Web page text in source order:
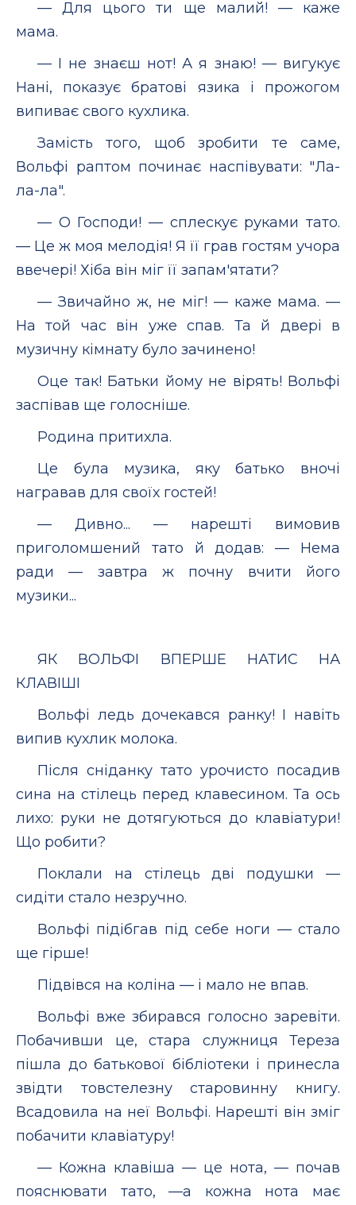
— Для цього ти ще малий! — каже
мама.
— І не знаєш нот! А я знаю! — вигукує
Нані, показує братові язика і прожогом
випиває свого кухлика.
Замість того, щоб зробити те саме,
Вольфі раптом починає наспівувати: "Ла-
ла-ла".
— О Господи! — сплескує руками тато.
— Це ж моя мелодія! Я її грав гостям учора
ввечері! Хіба він міг її запам'ятати?
— Звичайно ж, не міг! — каже мама. —
На той час він уже спав. Та й двері в
музичну кімнату було зачинено!
Оце так! Батьки йому не вірять! Вольфі
заспівав ще голосніше.
Родина притихла.
Це була музика, яку батько вночі
награвав для своїх гостей!
— Дивно... — нарешті вимовив
приголомшений тато й додав: — Нема
ради — завтра ж почну вчити його
музики...
ЯК ВОЛЬФІ ВПЕРШЕ НАТИС НА
КЛАВІШІ
Вольфі ледь дочекався ранку! І навіть
випив кухлик молока.
Після сніданку тато урочисто посадив
сина на стілець перед клавесином. Та ось
лихо: руки не дотягуються до клавіатури!
Що робити?
Поклали на стілець дві подушки —
сидіти стало незручно.
Вольфі підібгав під себе ноги — стало
ще гірше!
Підвівся на коліна — і мало не впав.
Вольфі вже збирався голосно заревіти.
Побачивши це, стара служниця Тереза
пішла до батькової бібліотеки і принесла
звідти товстелезну старовинну книгу.
Всадовила на неї Вольфі. Нарешті він зміг
побачити клавіатуру!
— Кожна клавіша — це нота, — почав
пояснювати тато, —а кожна нота має